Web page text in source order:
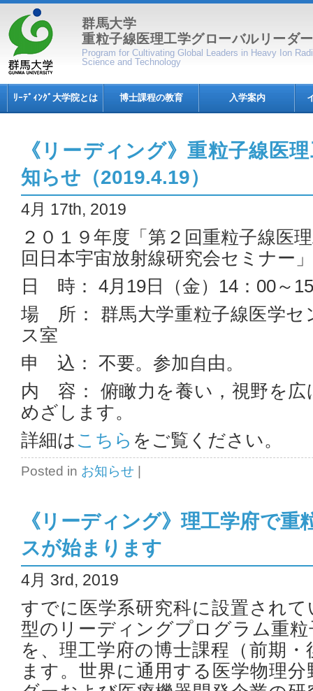
群馬大学
重粒子線医理工学グローバルリーダ
Program for Cultivating Global Leaders in Heavy Ion
Science and Technology
ﾘｰﾃﾞｨﾝｸﾞ大学院とは 博士課程の教育 入学案内
《リーディング》重粒子線医
知らせ（2019.4.19）
4月 17th, 2019
２０１９年度「第２回重粒子線医
回日本宇宙放射線研究会セミナー」
日 時： 4月19日（金）14：00～
場 所： 群馬大学重粒子線医学
ス室
申 込： 不要。参加自由。
内 容： 俯瞰力を養い，視野を広
めざします。
詳細は こちら をご覧ください。
Posted in お知らせ
《リーディング》理工学府で重
スが始まります
4月 3rd, 2019
すでに医学系研究科に設置され
型のリーディングプログラム重
を、理工学府の博士課程（前期
ます。世界に通用する医学物理